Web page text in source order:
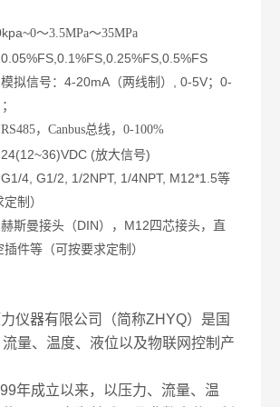
0～3.5MPa～35MPa
信号：4-20mA（两线制）, 0-5V；0-
RS485，Canbus总线，0-100%
(放大信号)
4, G1/2, 1/2NPT, 1/4NPT, M12*1.5等
制）
曼接头（DIN），M12四芯接头，直
件等（可按要求定制）
仪器有限公司（简称ZHYQ）是国
量、温度、液位以及物联网控制产
年成立以来，以压力、流量、温